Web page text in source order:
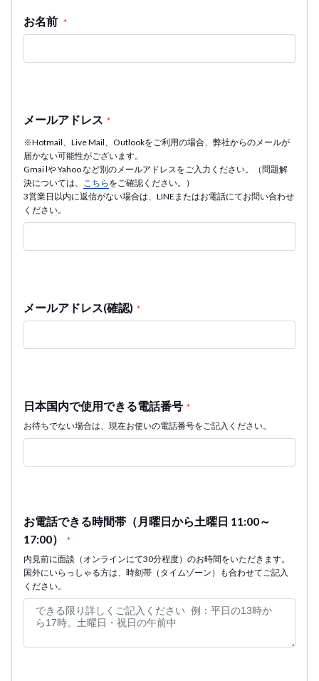
お名前 *
メールアドレス *
※Hotmail、Live Mail、Outlookをご利用の場合、弊社からのメールが
届かない可能性がございます。
Gmai lや Yahoo など別のメールアドレスをご入力ください。（問題解
決については、
こちら をご確認ください。）
3営業日以内に返信がない場合は、LINEまたはお電話にてお問い合わせ
ください。
メールアドレス(確認) *
日本国内で使用できる電話番号 *
お待ちでない場合は、現在お使いの電話番号をご記入ください。
お電話できる時間帯（月曜日から土曜日 11:00～
17:00）
*
内見前に面談（オンラインにて30分程度）のお時間をいただきます。
国外にいらっしゃる方は、時刻帯（タイムゾーン）も合わせてご記入
ください。